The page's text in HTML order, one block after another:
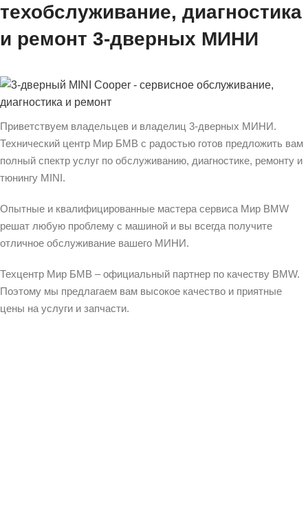
техобслуживание, диагностика
и ремонт 3-дверных МИНИ
Приветствуем владельцев и владелиц 3-дверных МИНИ.
Технический центр Мир БМВ с радостью готов предложить вам
полный спектр услуг по обслуживанию, диагностике, ремонту и
тюнингу MINI.
Опытные и квалифицированные мастера сервиса Мир BMW
решат любую проблему с машиной и вы всегда получите
отличное обслуживание вашего МИНИ.
Техцентр Мир БМВ – официальный партнер по качеству BMW.
Поэтому мы предлагаем вам высокое качество и приятные
цены на услуги и запчасти.